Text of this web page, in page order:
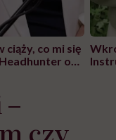
ciąży, co mi się
o
czy